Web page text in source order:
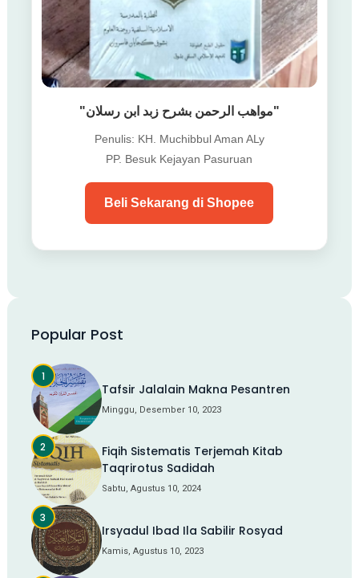
"مواهب الرحمن بشرح زبد ابن رسلان"
Penulis: KH. Muchibbul Aman ALy
PP. Besuk Kejayan Pasuruan
Beli Sekarang di Shopee
Popular Post
Tafsir Jalalain Makna Pesantren
Minggu, Desember 10, 2023
Fiqih Sistematis Terjemah Kitab
Taqrirotus Sadidah
Sabtu, Agustus 10, 2024
Irsyadul Ibad Ila Sabilir Rosyad
Kamis, Agustus 10, 2023